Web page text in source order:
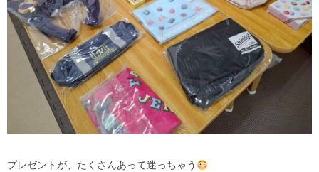
プレゼントが、たくさんあって迷っちゃう